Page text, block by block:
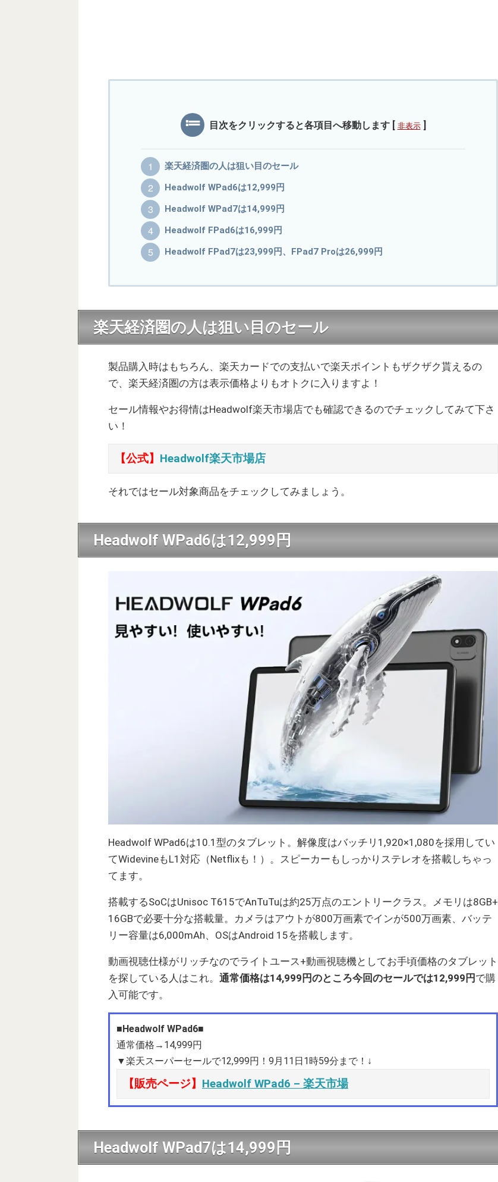
目次をクリックすると各項目へ移動します [ 非表示 ]
楽天経済圏の人は狙い目のセール
Headwolf WPad6は12,999円
Headwolf WPad7は14,999円
Headwolf FPad6は16,999円
Headwolf FPad7は23,999円、FPad7 Proは26,999円
楽天経済圏の人は狙い目のセール
製品購入時はもちろん、楽天カードでの支払いで楽天ポイントもザクザク貰えるの
で、楽天経済圏の方は表示価格よりもオトクに入りますよ！
セール情報やお得情はHeadwolf楽天市場店でも確認できるのでチェックしてみて下さ
い！
【公式】 Headwolf楽天市場店
それではセール対象商品をチェックしてみましょう。
Headwolf WPad6は12,999円
Headwolf WPad6は10.1型のタブレット。解像度はバッチリ1,920×1,080を採用してい
てWidevineもL1対応（Netflixも！）。スピーカーもしっかりステレオを搭載しちゃっ
てます。
搭載するSoCはUnisoc T615でAnTuTuは約25万点のエントリークラス。メモリは8GB+
16GBで必要十分な搭載量。カメラはアウトが800万画素でインが500万画素、バッテ
リー容量は6,000mAh、OSはAndroid 15を搭載します。
動画視聴仕様がリッチなのでライトユース+動画視聴機としてお手頃価格のタブレット
を探している人はこれ。 通常価格は14,999円のところ今回のセールでは12,999円で購
入可能です。
■Headwolf WPad6■
通常価格→14,999円
▼楽天スーパーセールで12,999円！9月11日1時59分まで！↓
【販売ページ】 Headwolf WPad6 – 楽天市場
Headwolf WPad7は14,999円